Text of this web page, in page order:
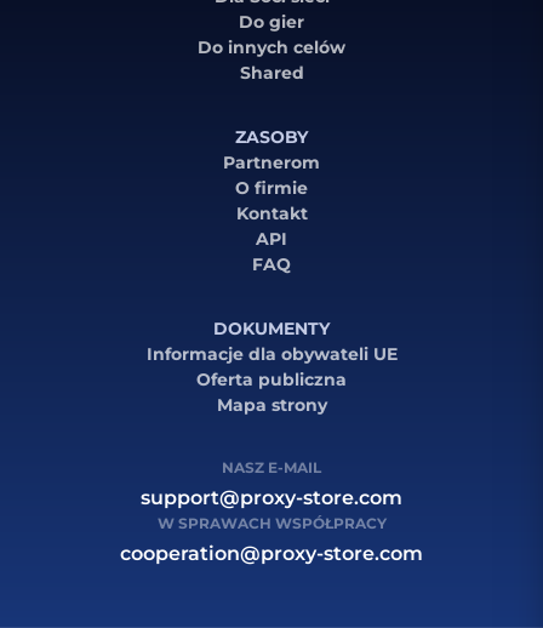
Do gier
Do innych celów
Shared
ZASOBY
Partnerom
O firmie
Kontakt
API
FAQ
DOKUMENTY
Informacje dla obywateli UE
Oferta publiczna
Mapa strony
NASZ E-MAIL
support@proxy-store.com
W SPRAWACH WSPÓŁPRACY
cooperation@proxy-store.com